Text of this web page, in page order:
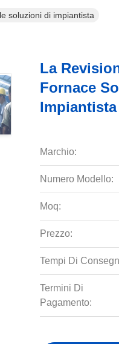
soluzioni di impiantista
La
Fornace
Impiantista
Marchio:
Numero Modello:
Moq:
Prezzo:
Tempi Di
Termini Di
Pagamento: